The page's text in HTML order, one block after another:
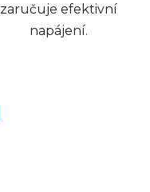
zaručuje efektivní
napájení.